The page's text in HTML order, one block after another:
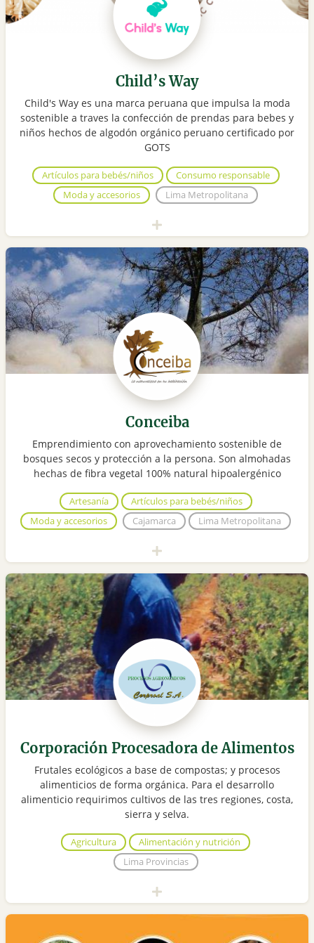
Child’s Way
Child's Way es una marca peruana que impulsa la moda
sostenible a traves la confección de prendas para bebes y
niños hechos de algodón orgánico peruano certificado por
GOTS
Artículos para bebés/niños
Consumo responsable
Moda y accesorios
Lima Metropolitana
Conceiba
Emprendimiento con aprovechamiento sostenible de
bosques secos y protección a la persona. Son almohadas
hechas de fibra vegetal 100% natural hipoalergénico
Artesanía
Artículos para bebés/niños
Moda y accesorios
Cajamarca Lima Metropolitana
Corporación Procesadora de Alimentos
Frutales ecológicos a base de compostas; y procesos
alimenticios de forma orgánica. Para el desarrollo
alimenticio requirimos cultivos de las tres regiones, costa,
sierra y selva.
Agricultura
Alimentación y nutrición
Lima Provincias